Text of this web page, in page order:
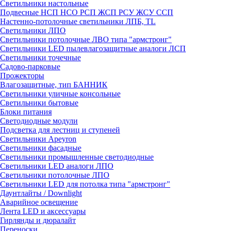
Светильники настольные
Подвесные НСП НСО РСП ЖСП РСУ ЖСУ ССП
Настенно-потолочные светильники ЛПБ, TL
Светильники ЛПО
Светильники потолочные ЛВО типа "армстронг"
Светильники LED пылевлагозащитные аналоги ЛСП
Светильники точечные
Садово-парковые
Прожекторы
Влагозащитные, тип БАННИК
Светильники уличные консольные
Светильники бытовые
Блоки питания
Светодиодные модули
Подсветка для лестниц и ступеней
Светильники Apeyron
Светильники фасадные
Светильники промышленные светодиодные
Светильники LED аналоги ЛПО
Светильники потолочные ЛПО
Светильники LED для потолка типа "армстронг"
Даунтлайты / Downlight
Аварийное освещение
Лента LED и аксессуары
Гирлянды и дюралайт
Переноски